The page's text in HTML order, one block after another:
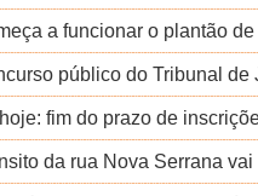
a funcionar o plantão
público do Tribunal
fim do prazo de
da rua Nova Serrana